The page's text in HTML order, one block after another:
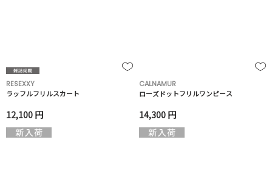
RESEXXY
ラッフルフリルスカート
12,100 円
CALNAMUR
ローズドットフリルワンピース
14,300 円